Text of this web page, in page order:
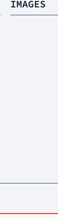
IMAGES